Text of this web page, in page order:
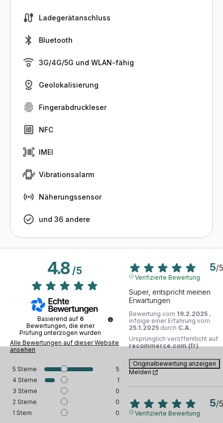
Ladegerätanschluss
Bluetooth
3G/4G/5G und WLAN-fähig
Geolokalisierung
Fingerabdruckleser
NFC
IMEI
Vibrationsalarm
Näherungssensor
und 36 andere
4.8/5
Basierend auf 6
Bewertungen, die einer
Prüfung unterzogen wurden
Alle Bewertungen auf dieser Website
ansehen
5 Sterne
5
4 Sterne
1
3 Sterne
0
2 Sterne
0
1 Stern 0
5/5
Verifizierte Bewertung
Super, entspricht meinen
Erwartungen
Bewertung vom 19.2.2025 ,
infolge einer Erfahrung vom
25.1.2025 durch C.A.
Ursprünglich veröffentlicht auf
recommerce.com (fr)
Originalbewertung anzeigen
Melden
5/5
Verifizierte Bewertung